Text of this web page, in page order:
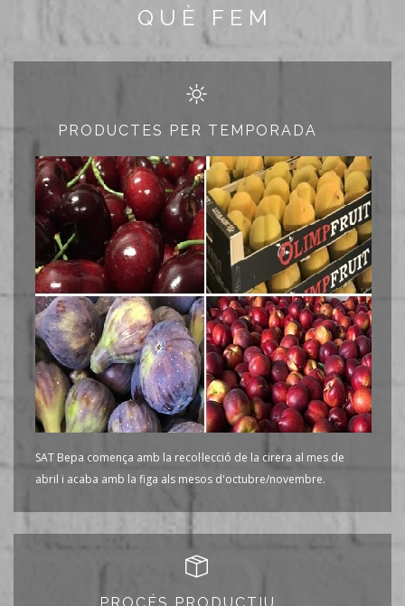
QUÈ FEM
PRODUCTES PER TEMPORADA
SAT Bepa comença amb la recol·lecció de la cirera al mes de
abril i acaba amb la figa als mesos d'octubre/novembre.